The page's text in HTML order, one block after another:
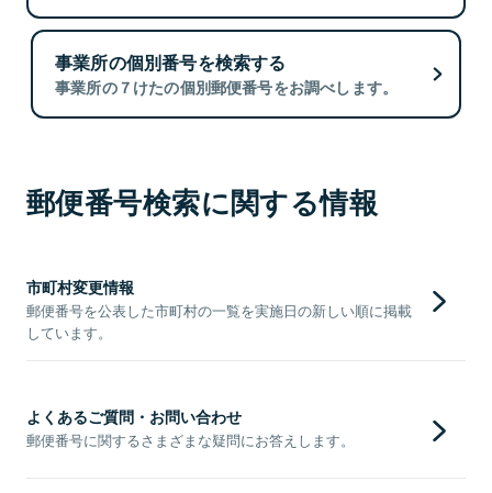
事業所の個別番号を検索する
事業所の７けたの個別郵便番号をお調べします。
郵便番号検索に関する情報
市町村変更情報
郵便番号を公表した市町村の一覧を実施日の新しい順に掲載
しています。
よくあるご質問・お問い合わせ
郵便番号に関するさまざまな疑問にお答えします。